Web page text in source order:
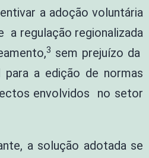
a adoção voluntária
a regulação regionalizada
3 sem prejuízo da
a edição de normas
envolvidos no setor
a solução adotada se